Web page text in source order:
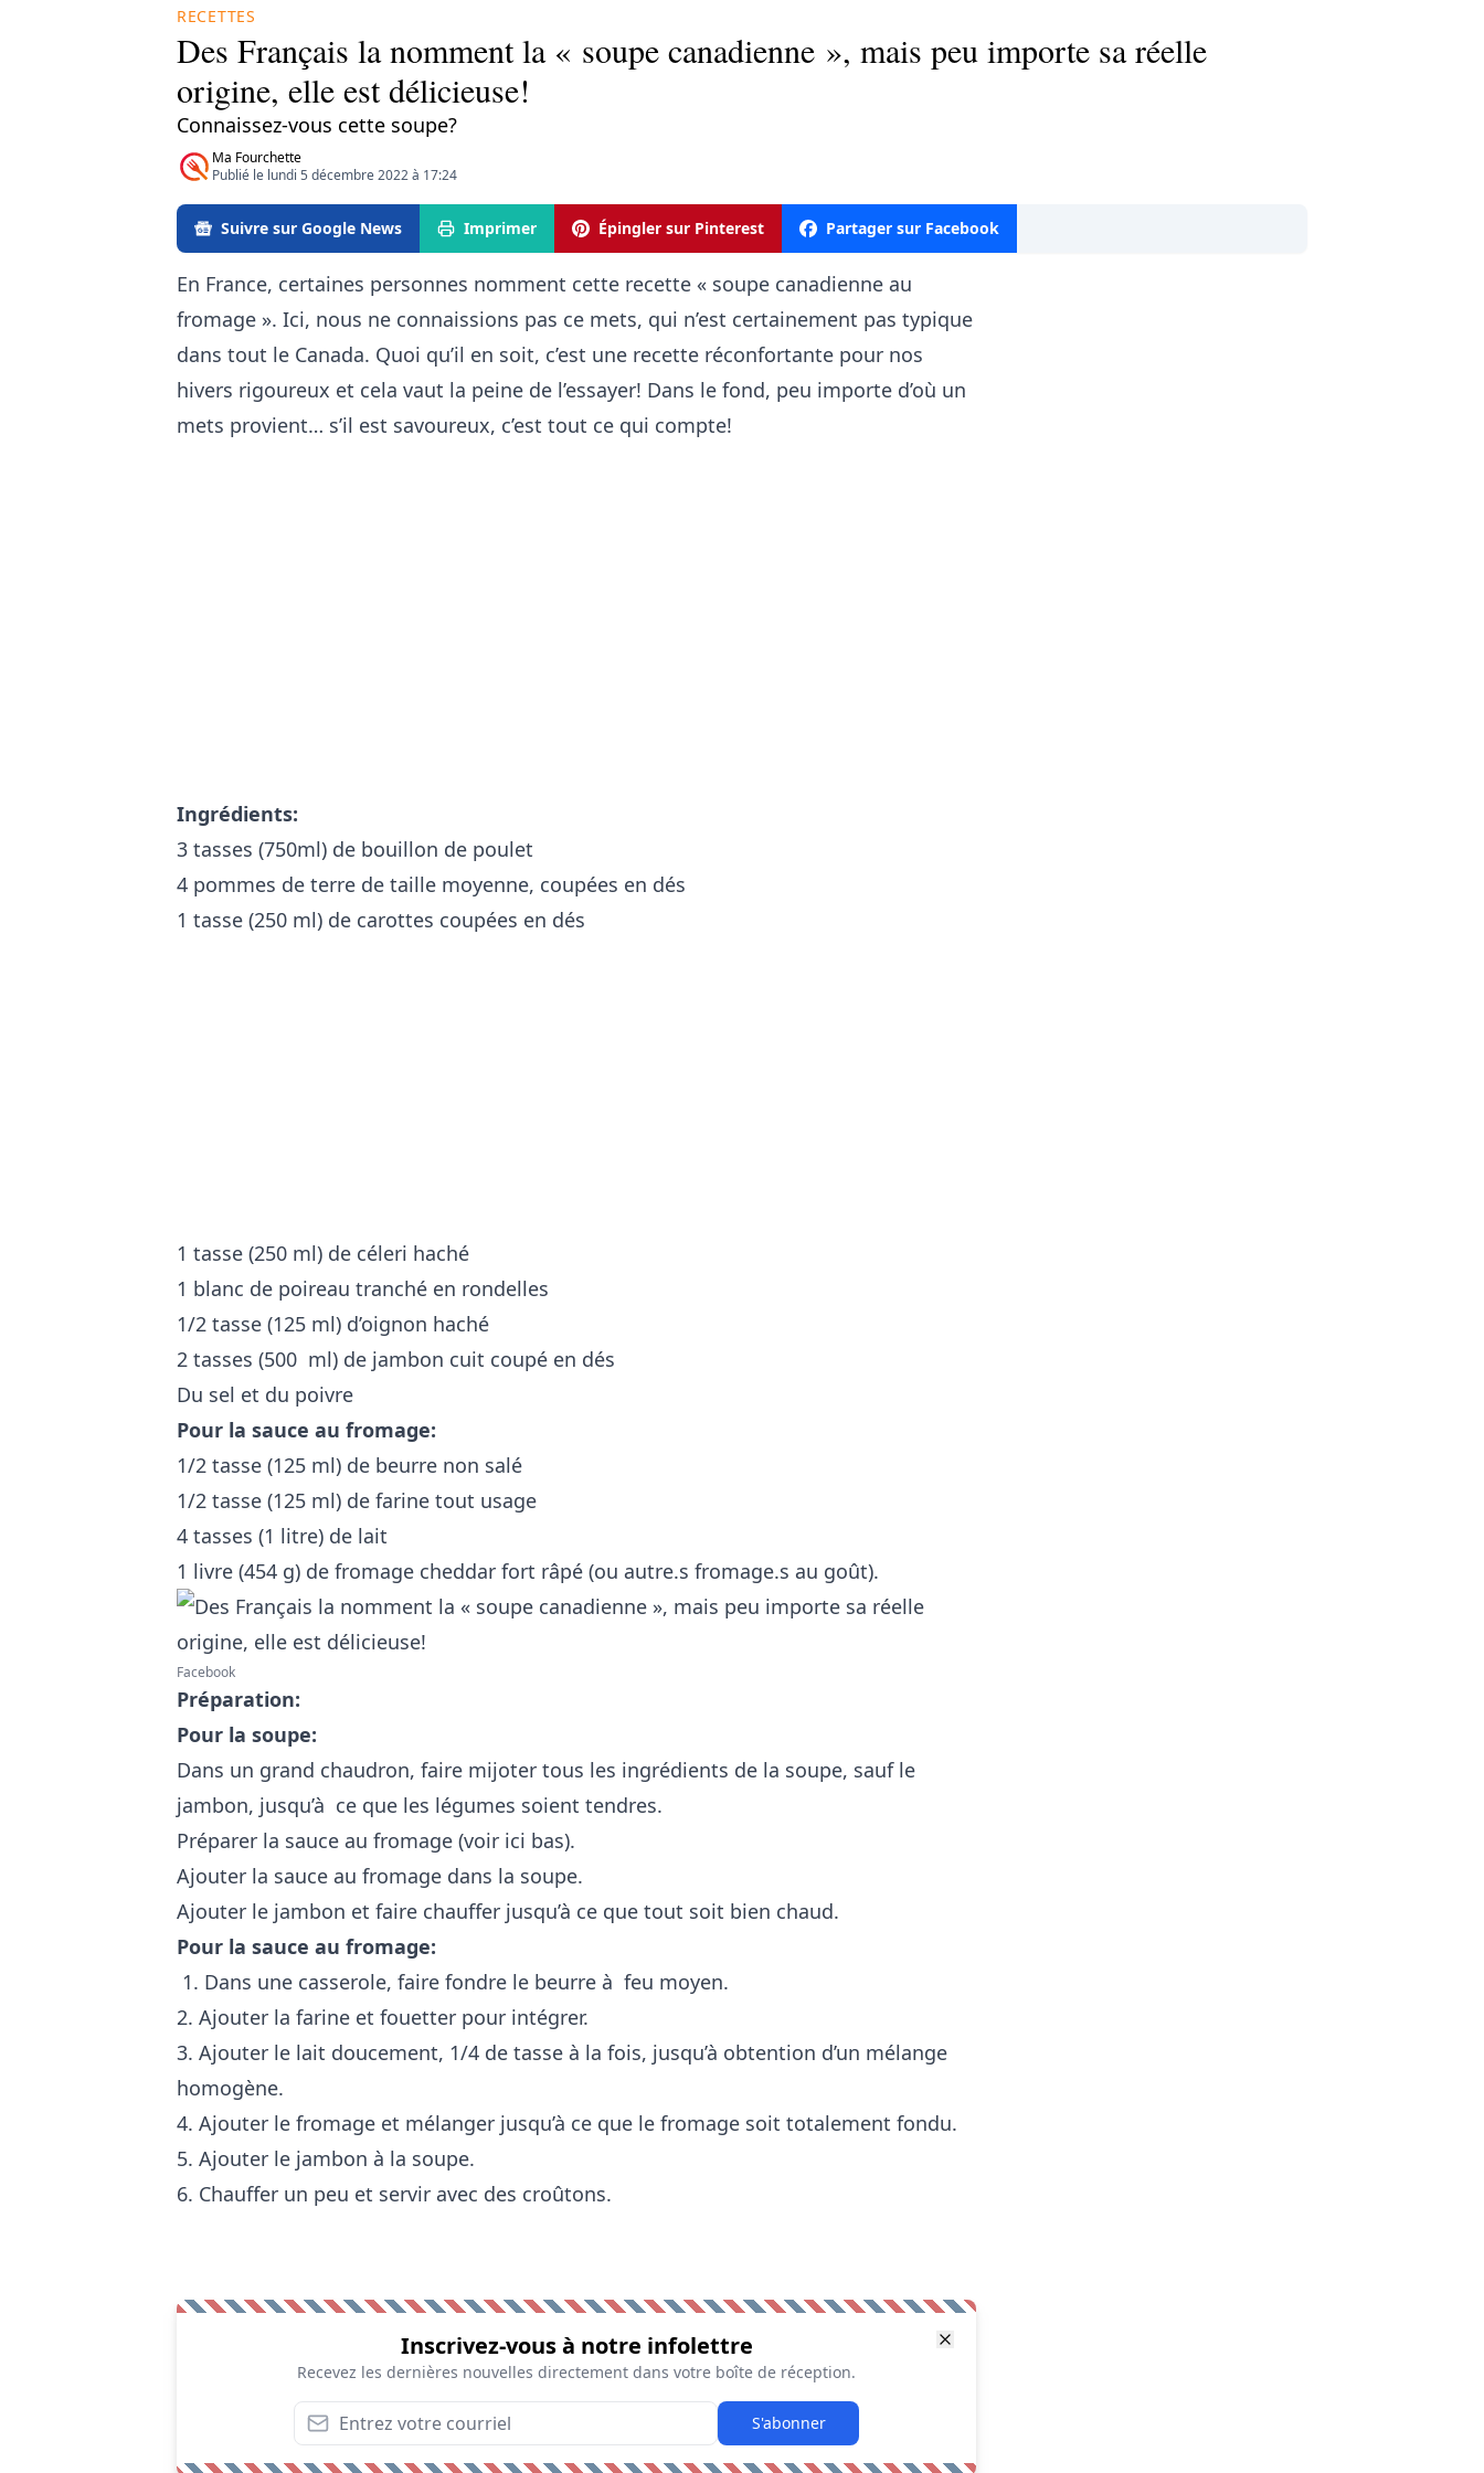
RECETTES
Des Français la nomment la « soupe canadienne », mais peu importe sa réelle
origine, elle est délicieuse!
Connaissez-vous cette soupe?
Ma Fourchette
Publié le lundi 5 décembre 2022 à 17:24
Suivre sur Google News Imprimer Épingler sur Pinterest Partager sur Facebook
En France, certaines personnes nomment cette recette « soupe canadienne au
fromage ». Ici, nous ne connaissions pas ce mets, qui n’est certainement pas typique
dans tout le Canada. Quoi qu’il en soit, c’est une recette réconfortante pour nos
hivers rigoureux et cela vaut la peine de l’essayer! Dans le fond, peu importe d’où un
mets provient… s’il est savoureux, c’est tout ce qui compte!
Ingrédients:
3 tasses (750ml) de bouillon de poulet
4 pommes de terre de taille moyenne, coupées en dés
1 tasse (250 ml) de carottes coupées en dés
1 tasse (250 ml) de céleri haché
1 blanc de poireau tranché en rondelles
1/2 tasse (125 ml) d’oignon haché
2 tasses (500 ml) de jambon cuit coupé en dés
Du sel et du poivre
Pour la sauce au fromage:
1/2 tasse (125 ml) de beurre non salé
1/2 tasse (125 ml) de farine tout usage
4 tasses (1 litre) de lait
1 livre (454 g) de fromage cheddar fort râpé (ou autre.s fromage.s au goût).
Facebook
Préparation:
Pour la soupe:
Dans un grand chaudron, faire mijoter tous les ingrédients de la soupe, sauf le
jambon, jusqu’à ce que les légumes soient tendres.
Préparer la sauce au fromage (voir ici bas).
Ajouter la sauce au fromage dans la soupe.
Ajouter le jambon et faire chauffer jusqu’à ce que tout soit bien chaud.
Pour la sauce au fromage:
1. Dans une casserole, faire fondre le beurre à feu moyen.
2. Ajouter la farine et fouetter pour intégrer.
3. Ajouter le lait doucement, 1/4 de tasse à la fois, jusqu’à obtention d’un mélange
homogène.
4. Ajouter le fromage et mélanger jusqu’à ce que le fromage soit totalement fondu.
5. Ajouter le jambon à la soupe.
6. Chauffer un peu et servir avec des croûtons.
Inscrivez-vous à notre infolettre
Recevez les dernières nouvelles directement dans votre boîte de réception.
S'abonner